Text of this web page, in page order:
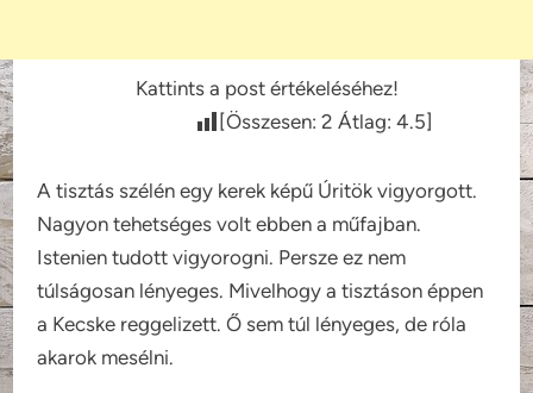
Kattints a post értékeléséhez!
[Összesen: 2 Átlag: 4.5]
A tisztás szélén egy kerek képű Úritök vigyorgott.
Nagyon tehetséges volt ebben a műfajban.
Istenien tudott vigyorogni. Persze ez nem
túlságosan lényeges. Mivelhogy a tisztáson éppen
a Kecske reggelizett. Ő sem túl lényeges, de róla
akarok mesélni.